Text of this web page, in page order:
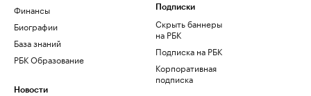
Финансы
Биографии
База знаний
РБК Образование
Новости
Подписки
Скрыть баннеры
на РБК
Подписка на РБК
Корпоративная
подписка